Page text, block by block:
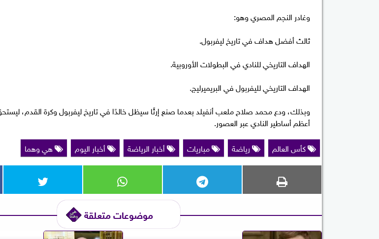
وغادر النجم المصري وهو:
ثالث أفضل هداف في تاريخ ليفربول.
الهداف التاريخي للنادي في البطولات الأوروبية.
الهداف التاريخي لليفربول في البريميرليج.
وبذلك، ودع محمد صلاح ملعب أنفيلد بعدما صنع إرثًا سيظل خالدًا في تاريخ ليفربول وكرة القدم،
أعظم أساطير النادي عبر العصور.
كأس العالم
رياضة مباريات أخبار الرياضة أخبار اليوم هي وهما
موضوعات متعلقة